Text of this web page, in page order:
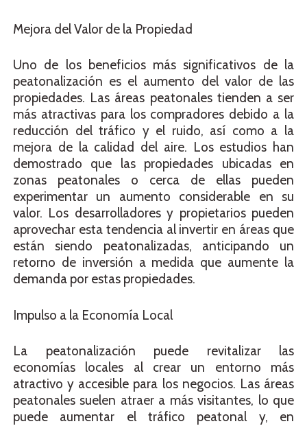
Mejora del Valor de la Propiedad
Uno de los beneficios más significativos de la
peatonalización es el aumento del valor de las
propiedades. Las áreas peatonales tienden a ser
más atractivas para los compradores debido a la
reducción del tráfico y el ruido, así como a la
mejora de la calidad del aire. Los estudios han
demostrado que las propiedades ubicadas en
zonas peatonales o cerca de ellas pueden
experimentar un aumento considerable en su
valor. Los desarrolladores y propietarios pueden
aprovechar esta tendencia al invertir en áreas que
están siendo peatonalizadas, anticipando un
retorno de inversión a medida que aumente la
demanda por estas propiedades.
Impulso a la Economía Local
La peatonalización puede revitalizar las
economías locales al crear un entorno más
atractivo y accesible para los negocios. Las áreas
peatonales suelen atraer a más visitantes, lo que
puede aumentar el tráfico peatonal y, en